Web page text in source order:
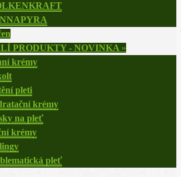
PRODUKTY - NOVINKA »
krémy
pleti
krémy
na pleť
krémy
pleť